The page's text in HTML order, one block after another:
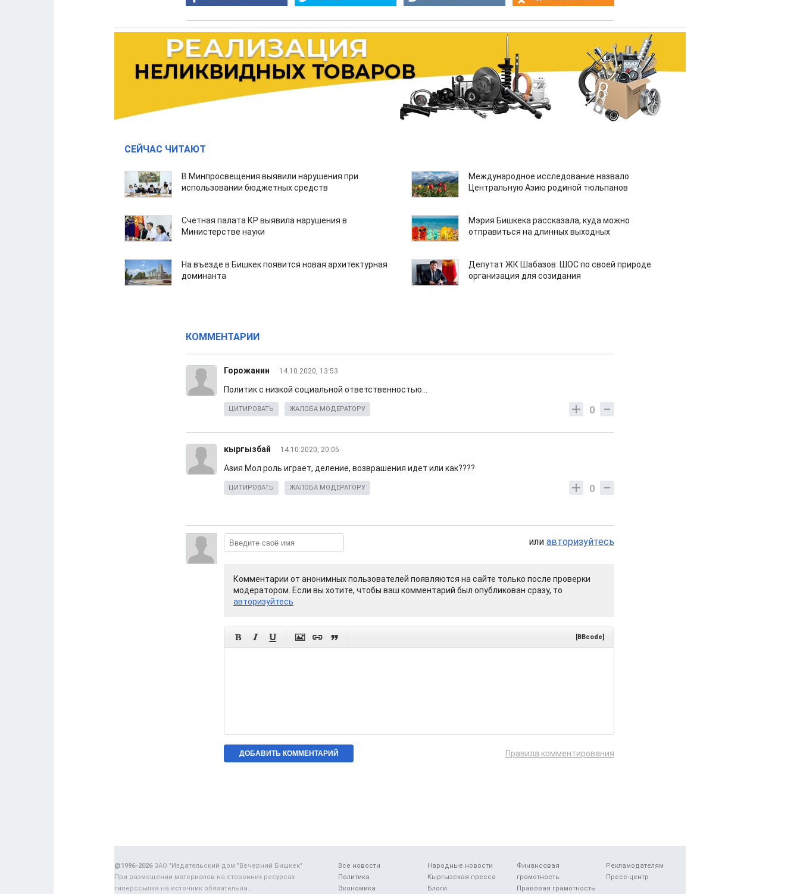
СЕЙЧАС ЧИТАЮТ
В Минпросвещения выявили нарушения при
использовании бюджетных средств
Международное исследование назвало
Центральную Азию родиной тюльпанов
Счетная палата КР выявила нарушения в
Министерстве науки
Мэрия Бишкека рассказала, куда можно
отправиться на длинных выходных
На въезде в Бишкек появится новая архитектурная
доминанта
Депутат ЖК Шабазов: ШОС по своей природе
организация для созидания
КОММЕНТАРИИ
Горожанин 14.10.2020, 13:53
Политик с низкой социальной ответственностью...
0
ЦИТИРОВАТЬ ЖАЛОБА МОДЕРАТОРУ
кыргызбай 14.10.2020, 20:05
Азия Мол роль играет, деление, возврашения идет или как????
0
ЦИТИРОВАТЬ ЖАЛОБА МОДЕРАТОРУ
или авторизуйтесь
Комментарии от анонимных пользователей появляются на сайте только после проверки
модератором. Если вы хотите, чтобы ваш комментарий был опубликован сразу, то
авторизуйтесь
      [BBcode]
Правила комментирования
Все новости
Политика
Экономика
Народные новости
Кыргызская пресса
Блоги
Финансовая
грамотность
Правовая грамотность
Рекламодателям
Пресс-центр
@1996-2026ЗАО "Издательский дом "Вечерний Бишкек"
При размещении материалов на сторонних ресурсах
гиперссылка на источник обязательна.